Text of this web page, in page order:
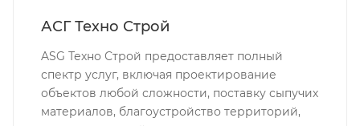
АСГ Техно Строй
ASG Техно Строй предоставляет полный
спектр услуг, включая проектирование
объектов любой сложности, поставку сыпучих
материалов, благоустройство территорий,